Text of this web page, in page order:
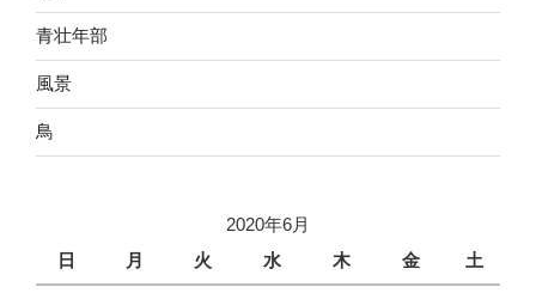
青壮年部
風景
鳥
2020年6月
日
月 火 水 木 金 土